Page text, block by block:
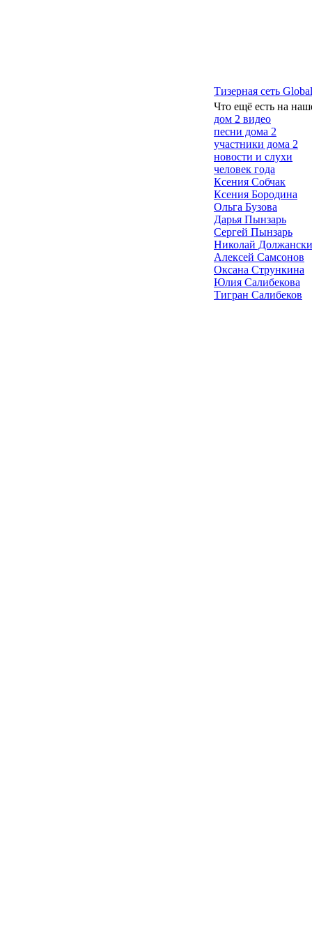
Тизерная сеть
Что ещё есть на
дом 2 видео
песни дома 2
участники дома 2
новости и слухи
человек года
Ксения Собчак
Ксения Бородина
Ольга Бузова
Дарья Пынзарь
Сергей Пынзарь
Николай
Алексей Самсонов
Оксана Стрункина
Юлия Салибекова
Тигран Салибеков